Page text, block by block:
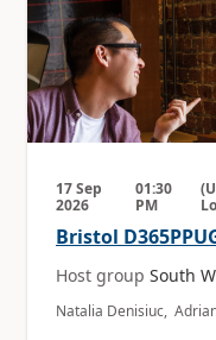
17 Sep
2026
01:30
PM
Bristol
Host group South
Natalia Denisiuc,